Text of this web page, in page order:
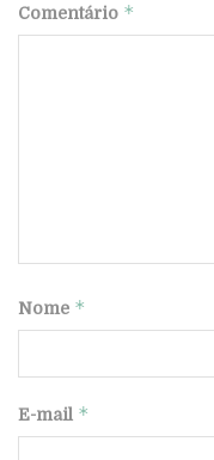
Comentário *
Nome *
E-mail *